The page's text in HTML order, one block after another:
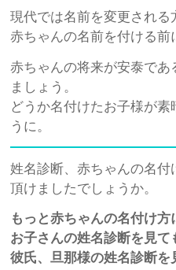
現代では名前を変更される
赤ちゃんの名前を付ける前
赤ちゃんの将来が安泰であ
ましょう。
どうか名付けたお子様が素
うに。
姓名診断、赤ちゃんの名付
頂けましたでしょうか。
もっと赤ちゃんの名付け方
お子さんの姓名診断を見て
彼氏、旦那様の姓名診断を